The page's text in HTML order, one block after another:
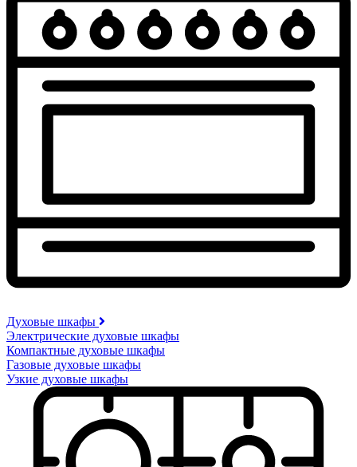
Духовые шкафы
Электрические духовые шкафы
Компактные духовые шкафы
Газовые духовые шкафы
Узкие духовые шкафы